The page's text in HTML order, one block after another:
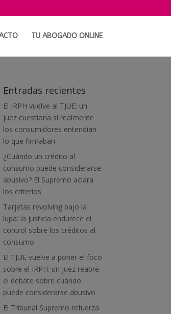
TU ABOGADO ONLINE
Entradas recientes
El IRPH vuelve al TJUE: un
juez cuestiona si realmente
los consumidores entendían
lo que firmaban
¿Cuándo un crédito al
consumo puede considerarse
abusivo? El Supremo aclara
los criterios
Tarjetas revolving bajo la
lupa: la justicia endurece el
control sobre los créditos al
consumo
El TJUE vuelve a poner el foco
sobre el IRPH: un juez reabre
el debate sobre cuándo
puede considerarse abusivo
El Tribunal Supremo refuerza